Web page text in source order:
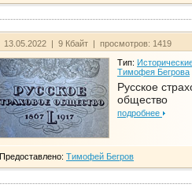
13.05.2022 | 9 Кбайт | просмотров: 1419
Тип:
Тимофея Бегрова
Русское
общество
подробнее
Предоставлено: Тимофей Бегров